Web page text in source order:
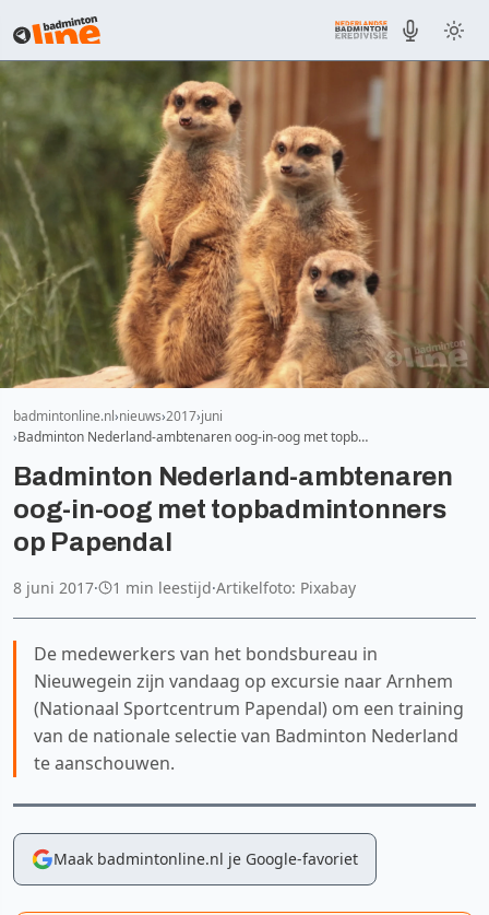
badmintonline.nl nieuws 2017 juni
Badminton Nederland-ambtenaren oog-in-oog met topb…
Badminton Nederland-ambtenaren
oog-in-oog met topbadmintonners
op Papendal
8 juni 2017· 1 min leestijd·Artikelfoto: Pixabay
De medewerkers van het bondsbureau in
Nieuwegein zijn vandaag op excursie naar Arnhem
(Nationaal Sportcentrum Papendal) om een training
van de nationale selectie van Badminton Nederland
te aanschouwen.
Maak badmintonline.nl je Google-favoriet